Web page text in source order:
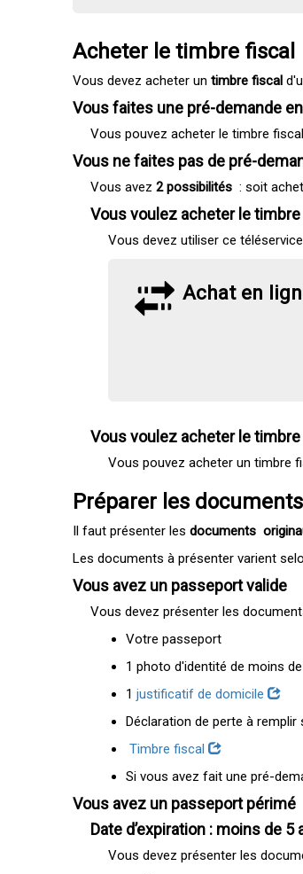
Acheter le timbre fiscal
Vous devez acheter untimbre fiscal
Vous faites une pré-demande
Vous pouvez acheter le timbre
Vous ne faites pas de pré-
Vous avez2 possibilités : soit
Vous voulez acheter le
Vous devez utiliser ce
Achat en
Vous voulez acheter le
Vous pouvez acheter un timbre
Préparer les
Il faut présenter lesdocuments
Les documents à présenter varient
Vous avez un passeport valide
Vous devez présenter les
Votre passeport
1 photo d'identité de moins
1justificatif de domicile
Déclaration de perte à
Timbre fiscal
Si vous avez fait une pré-
Vous avez un passeport périmé
Date d’expiration : moins de 5
Vous devez présenter les